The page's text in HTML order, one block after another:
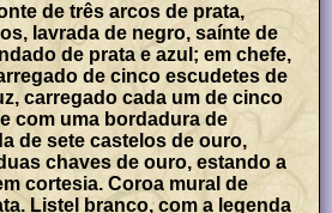
de três arcos de prata,
lavrada de negro, saínte de
de prata e azul; em chefe,
de cinco escudetes de
carregado cada um de cinco
com uma bordadura de
de sete castelos de ouro,
chaves de ouro, estando a
cortesia. Coroa mural de
Listel branco, com a legenda